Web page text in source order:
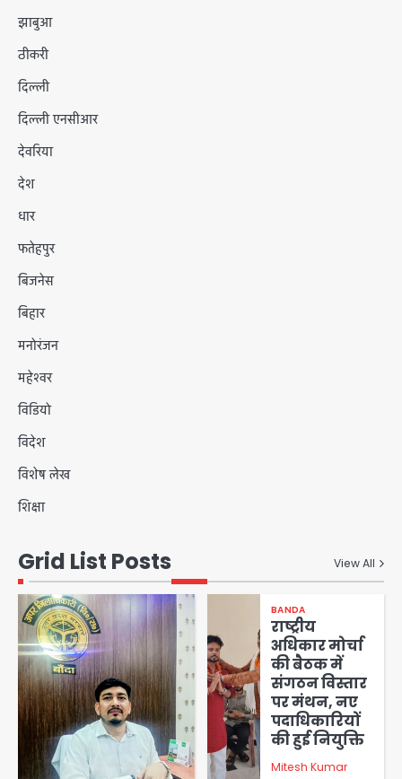
झाबुआ
ठीकरी
दिल्ली
दिल्ली एनसीआर
देवरिया
देश
धार
फतेहपुर
बिजनेस
बिहार
मनोरंजन
महेश्वर
विडियो
विदेश
विशेष लेख
शिक्षा
Grid List Posts View All
BANDA
राष्ट्रीय
अधिकार मोर्चा
की बैठक में
संगठन विस्तार
पर मंथन, नए
पदाधिकारियों
की हुई नियुक्ति
Mitesh Kumar